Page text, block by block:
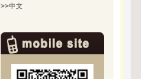
>>中文